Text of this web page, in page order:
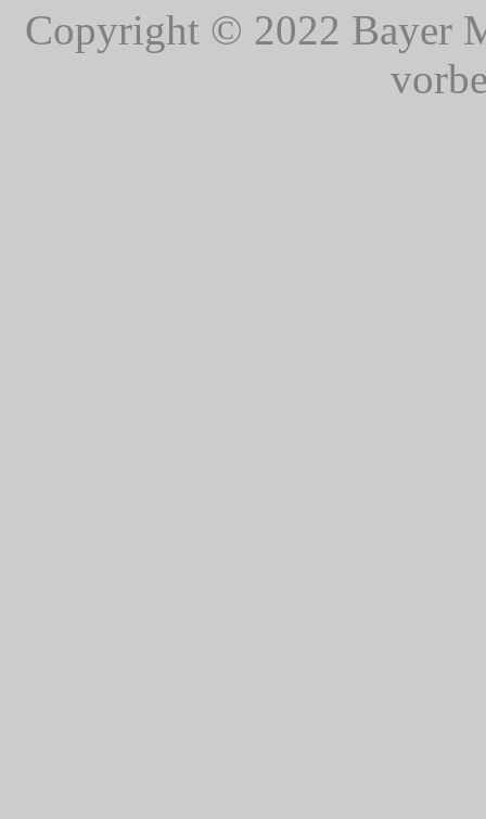
Copyright © 2022 Bayer